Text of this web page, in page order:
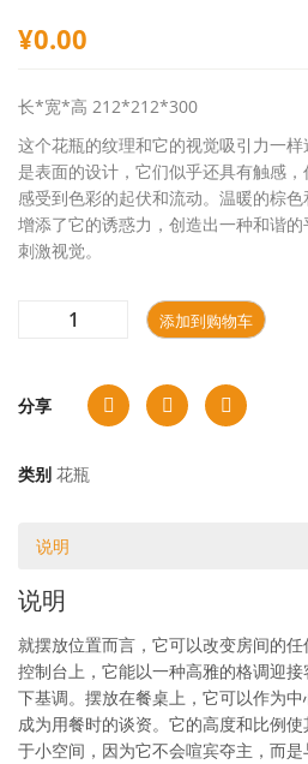
¥0.00
长*宽*高 212*212*300
这个花瓶的纹理和它的视觉吸引力一
是表面的设计，它们似乎还具有触感
感受到色彩的起伏和流动。温暖的棕
增添了它的诱惑力，创造出一种和谐
刺激视觉。
添加到购物车
分享
类别 花瓶
说明
说明
就摆放位置而言，它可以改变房间的
控制台上，它能以一种高雅的格调迎
下基调。摆放在餐桌上，它可以作为中
成为用餐时的谈资。它的高度和比例
于小空间，因为它不会喧宾夺主，而